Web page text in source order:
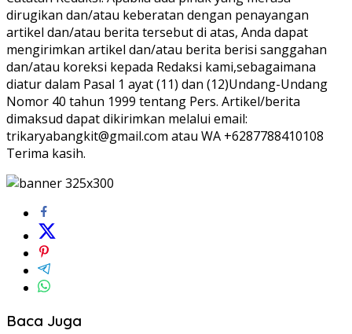
dirugikan dan/atau keberatan dengan penayangan
artikel dan/atau berita tersebut di atas, Anda dapat
mengirimkan artikel dan/atau berita berisi sanggahan
dan/atau koreksi kepada Redaksi kami,sebagaimana
diatur dalam Pasal 1 ayat (11) dan (12)Undang-Undang
Nomor 40 tahun 1999 tentang Pers. Artikel/berita
dimaksud dapat dikirimkan melalui email:
trikaryabangkit@gmail.com atau WA +6287788410108
Terima kasih.
Baca Juga